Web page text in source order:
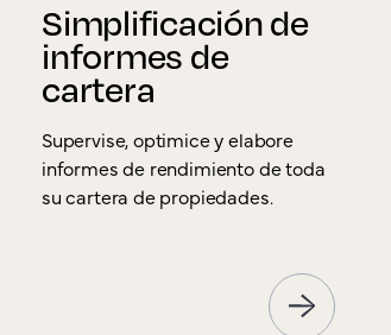
Simplificación de
informes de
cartera
Supervise, optimice y elabore
informes de rendimiento de toda
su cartera de propiedades.